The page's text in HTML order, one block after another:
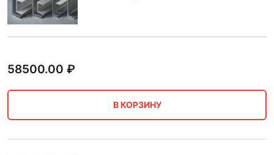
58500.00 ₽
В КОРЗИНУ